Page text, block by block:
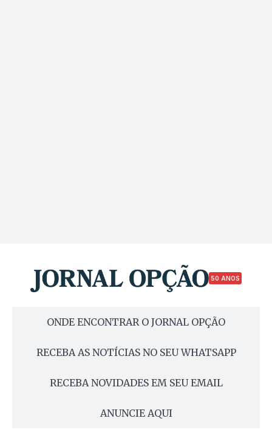
50 ANOS
ONDE ENCONTRAR O JORNAL OPÇÃO
RECEBA AS NOTÍCIAS NO SEU WHATSAPP
RECEBA NOVIDADES EM SEU EMAIL
ANUNCIE AQUI